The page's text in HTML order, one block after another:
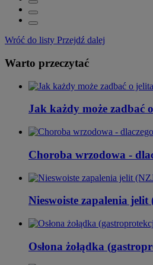
Wróć do listy Przejdź dalej
Warto przeczytać
Jak każdy może zadbać
Choroba wrzodowa -
Nieswoiste zapalenia jelit
Osłona żołądka